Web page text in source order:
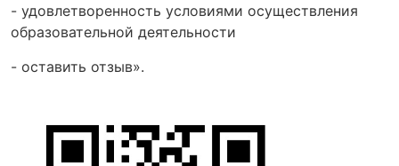
- удовлетворенность условиями осуществления
образовательной деятельности
- оставить отзыв».